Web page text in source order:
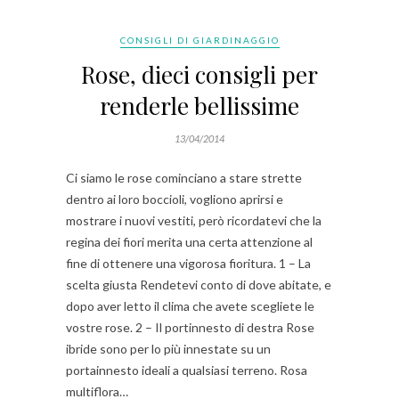
CONSIGLI DI GIARDINAGGIO
Rose, dieci consigli per
renderle bellissime
13/04/2014
Ci siamo le rose cominciano a stare strette
dentro ai loro boccioli, vogliono aprirsi e
mostrare i nuovi vestiti, però ricordatevi che la
regina dei fiori merita una certa attenzione al
fine di ottenere una vigorosa fioritura. 1 – La
scelta giusta Rendetevi conto di dove abitate, e
dopo aver letto il clima che avete scegliete le
vostre rose. 2 – Il portinnesto di destra Rose
ibride sono per lo più innestate su un
portainnesto ideali a qualsiasi terreno. Rosa
multiflora…